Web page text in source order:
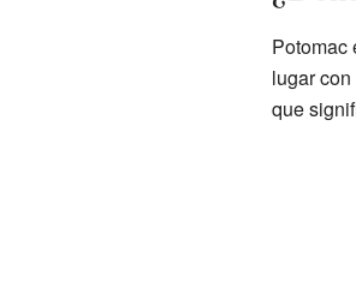
Potomac
lugar
que